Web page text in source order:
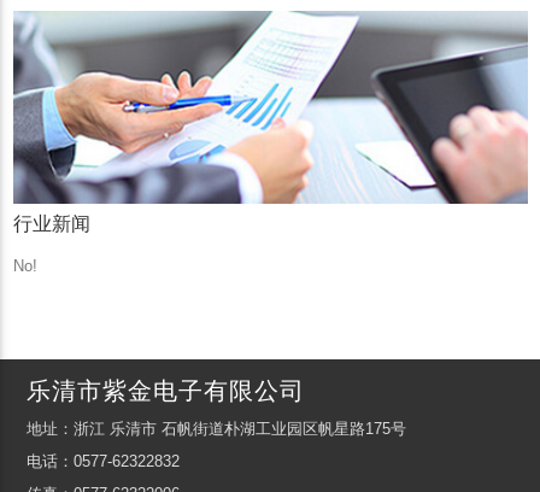
行业新闻
No!
乐清市紫金电子有限公司
地址：浙江 乐清市 石帆街道朴湖工业园区帆星路175号
电话：0577-62322832